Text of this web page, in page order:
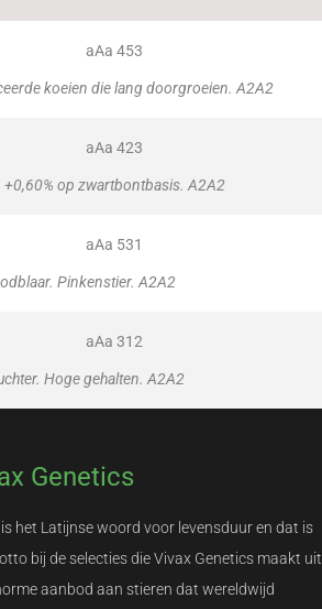
aAa 453
koeien die lang doorgroeien. A2A2
aAa 423
+0,60% op zwartbontbasis. A2A2
aAa 531
Pinkenstier. A2A2
aAa 312
Hoge gehalten. A2A2
Genetics
het Latijnse woord voor levensduur en dat is
bij de selecties die Vivax Genetics maakt uit
aanbod aan stieren dat wereldwijd